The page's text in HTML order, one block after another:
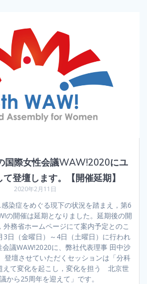
国際女性会議WAW!2020にユ
登壇します。【開催延期】
2020年2月11日
染症をめぐる現下の状況を踏まえ，第6
の開催は延期となりました。延期後の開
務省ホームページにて案内予定とのこ
3日（金曜日）～4日（土曜日）に行われ
会議WAW!2020に、弊社代表理事 田中沙
登壇させていただくセッションは「分科
えて変化を起こし，変化を担う 北京世
から25周年を迎えて」です。